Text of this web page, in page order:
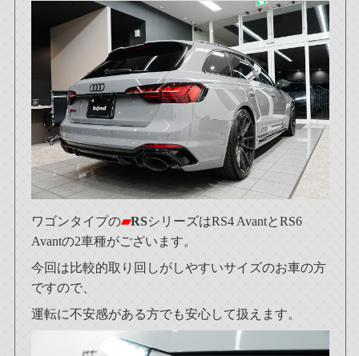
ワゴンタイプの▰RSシリーズはRS4 AvantとRS6
Avantの2車種がございます。
今回は比較的取り回しがしやすいサイズのお車の方
ですので、
運転に不安感がある方でも安心して扱えます。